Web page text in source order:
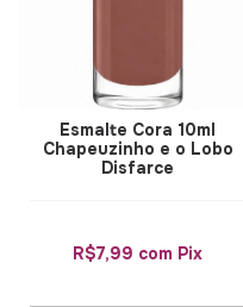
Esmalte Cora 10ml
Chapeuzinho e o Lobo
Disfarce
R$7,99 com Pix